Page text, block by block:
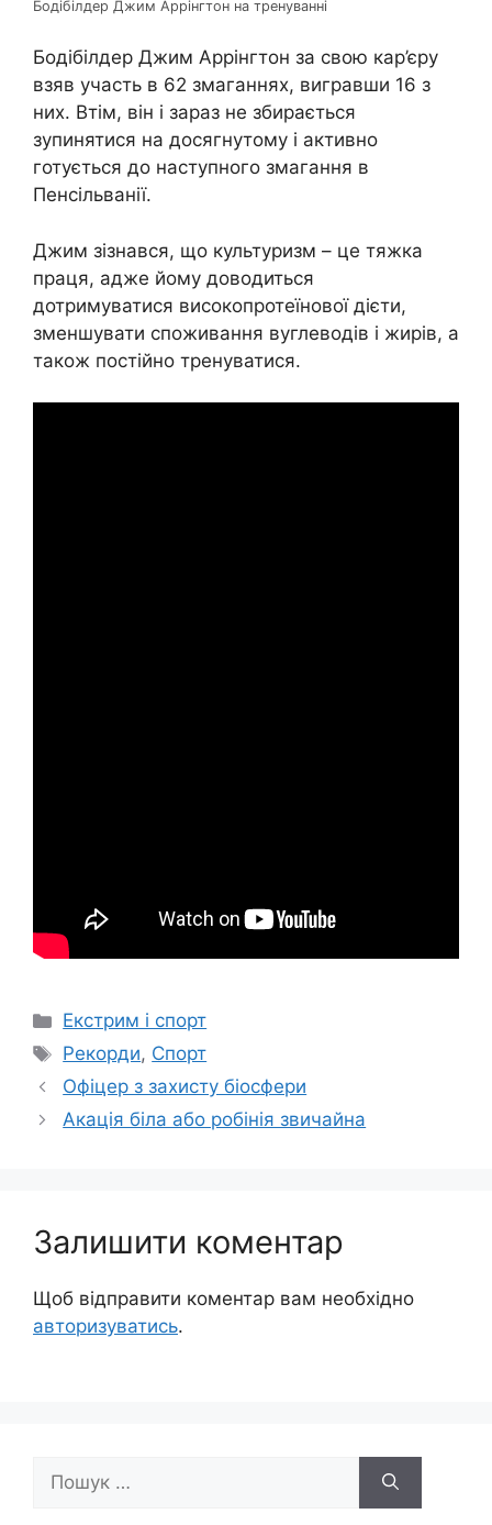
Бодібілдер Джим Аррінгтон на тренуванні
Бодібілдер Джим Аррінгтон за свою кар’єру
взяв участь в 62 змаганнях, вигравши 16 з
них. Втім, він і зараз не збирається
зупинятися на досягнутому і активно
готується до наступного змагання в
Пенсільванії.
Джим зізнався, що культуризм – це тяжка
праця, адже йому доводиться
дотримуватися високопротеїнової дієти,
зменшувати споживання вуглеводів і жирів, а
також постійно тренуватися.
Категорії
Екстрим і спорт
Позначки
Рекорди, Спорт
Офіцер з захисту біосфери
Акація біла або робінія звичайна
Залишити коментар
Щоб відправити коментар вам необхідно
авторизуватись.